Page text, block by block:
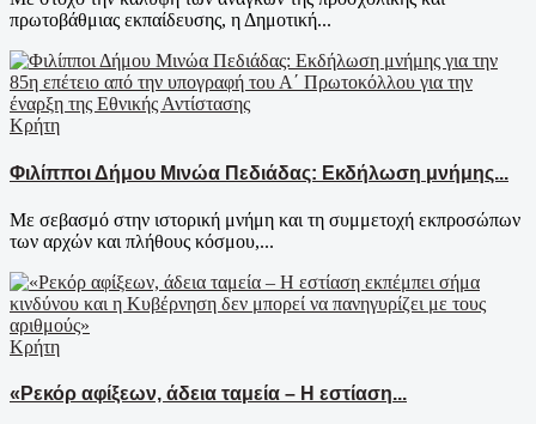
πρωτοβάθμιας εκπαίδευσης, η Δημοτική...
Κρήτη
Φιλίπποι Δήμου Μινώα Πεδιάδας: Εκδήλωση μνήμης...
Με σεβασμό στην ιστορική μνήμη και τη συμμετοχή εκπροσώπων
των αρχών και πλήθους κόσμου,...
Κρήτη
«Ρεκόρ αφίξεων, άδεια ταμεία – Η εστίαση...